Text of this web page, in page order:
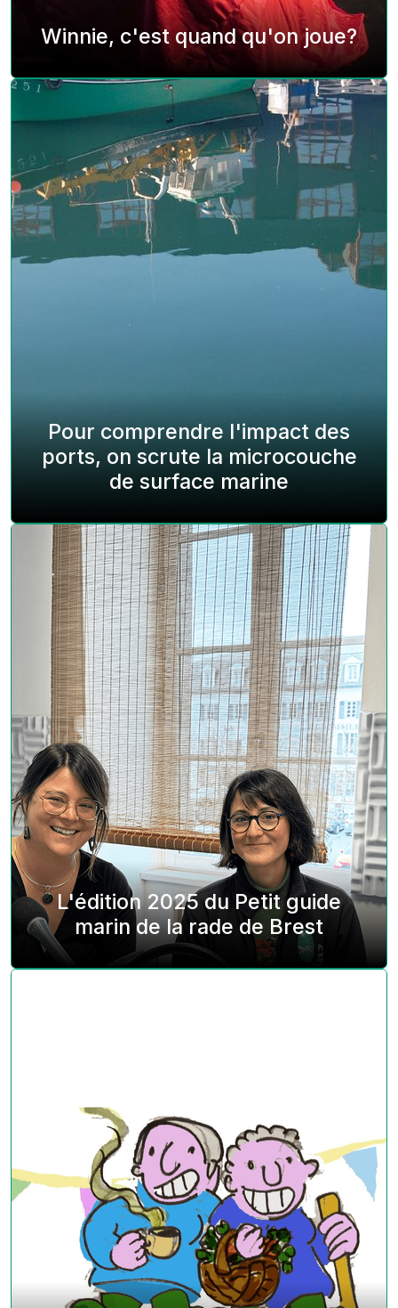
Winnie, c'est quand qu'on joue?
Pour comprendre l'impact des
ports, on scrute la microcouche
de surface marine
L'édition 2025 du Petit guide
marin de la rade de Brest